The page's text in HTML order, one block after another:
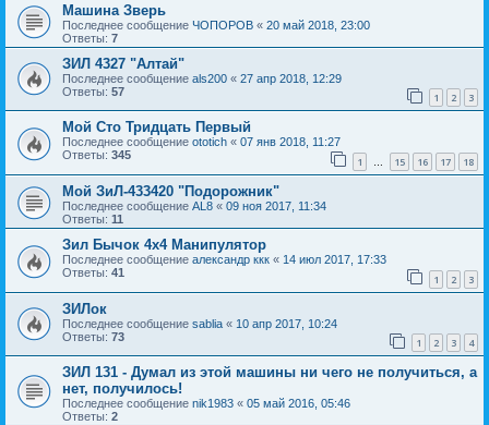
Машина Зверь
Последнее сообщение ЧОПОРОВ « 20 май 2018, 23:00
Ответы: 7
ЗИЛ 4327 "Алтай"
Последнее сообщение als200 « 27 апр 2018, 12:29
Ответы: 57 1 2 3
Мой Сто Тридцать Первый
Последнее сообщение ototich « 07 янв 2018, 11:27
Ответы: 345 1 … 15 16 17 18
Мой ЗиЛ-433420 "Подорожник"
Последнее сообщение AL8 « 09 ноя 2017, 11:34
Ответы: 11
Зил Бычок 4х4 Манипулятор
Последнее сообщение александр ккк « 14 июл 2017, 17:33
Ответы: 41 1 2 3
ЗИЛок
Последнее сообщение sablia « 10 апр 2017, 10:24
Ответы: 73 1 2 3 4
ЗИЛ 131 - Думал из этой машины ни чего не получиться, а
нет, получилось!
Последнее сообщение nik1983 « 05 май 2016, 05:46
Ответы: 2